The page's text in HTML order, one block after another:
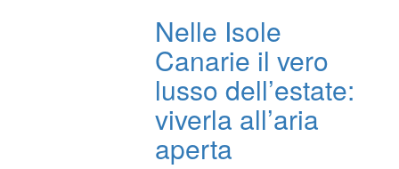
Nelle Isole
Canarie il vero
lusso dell’estate:
viverla all’aria
aperta